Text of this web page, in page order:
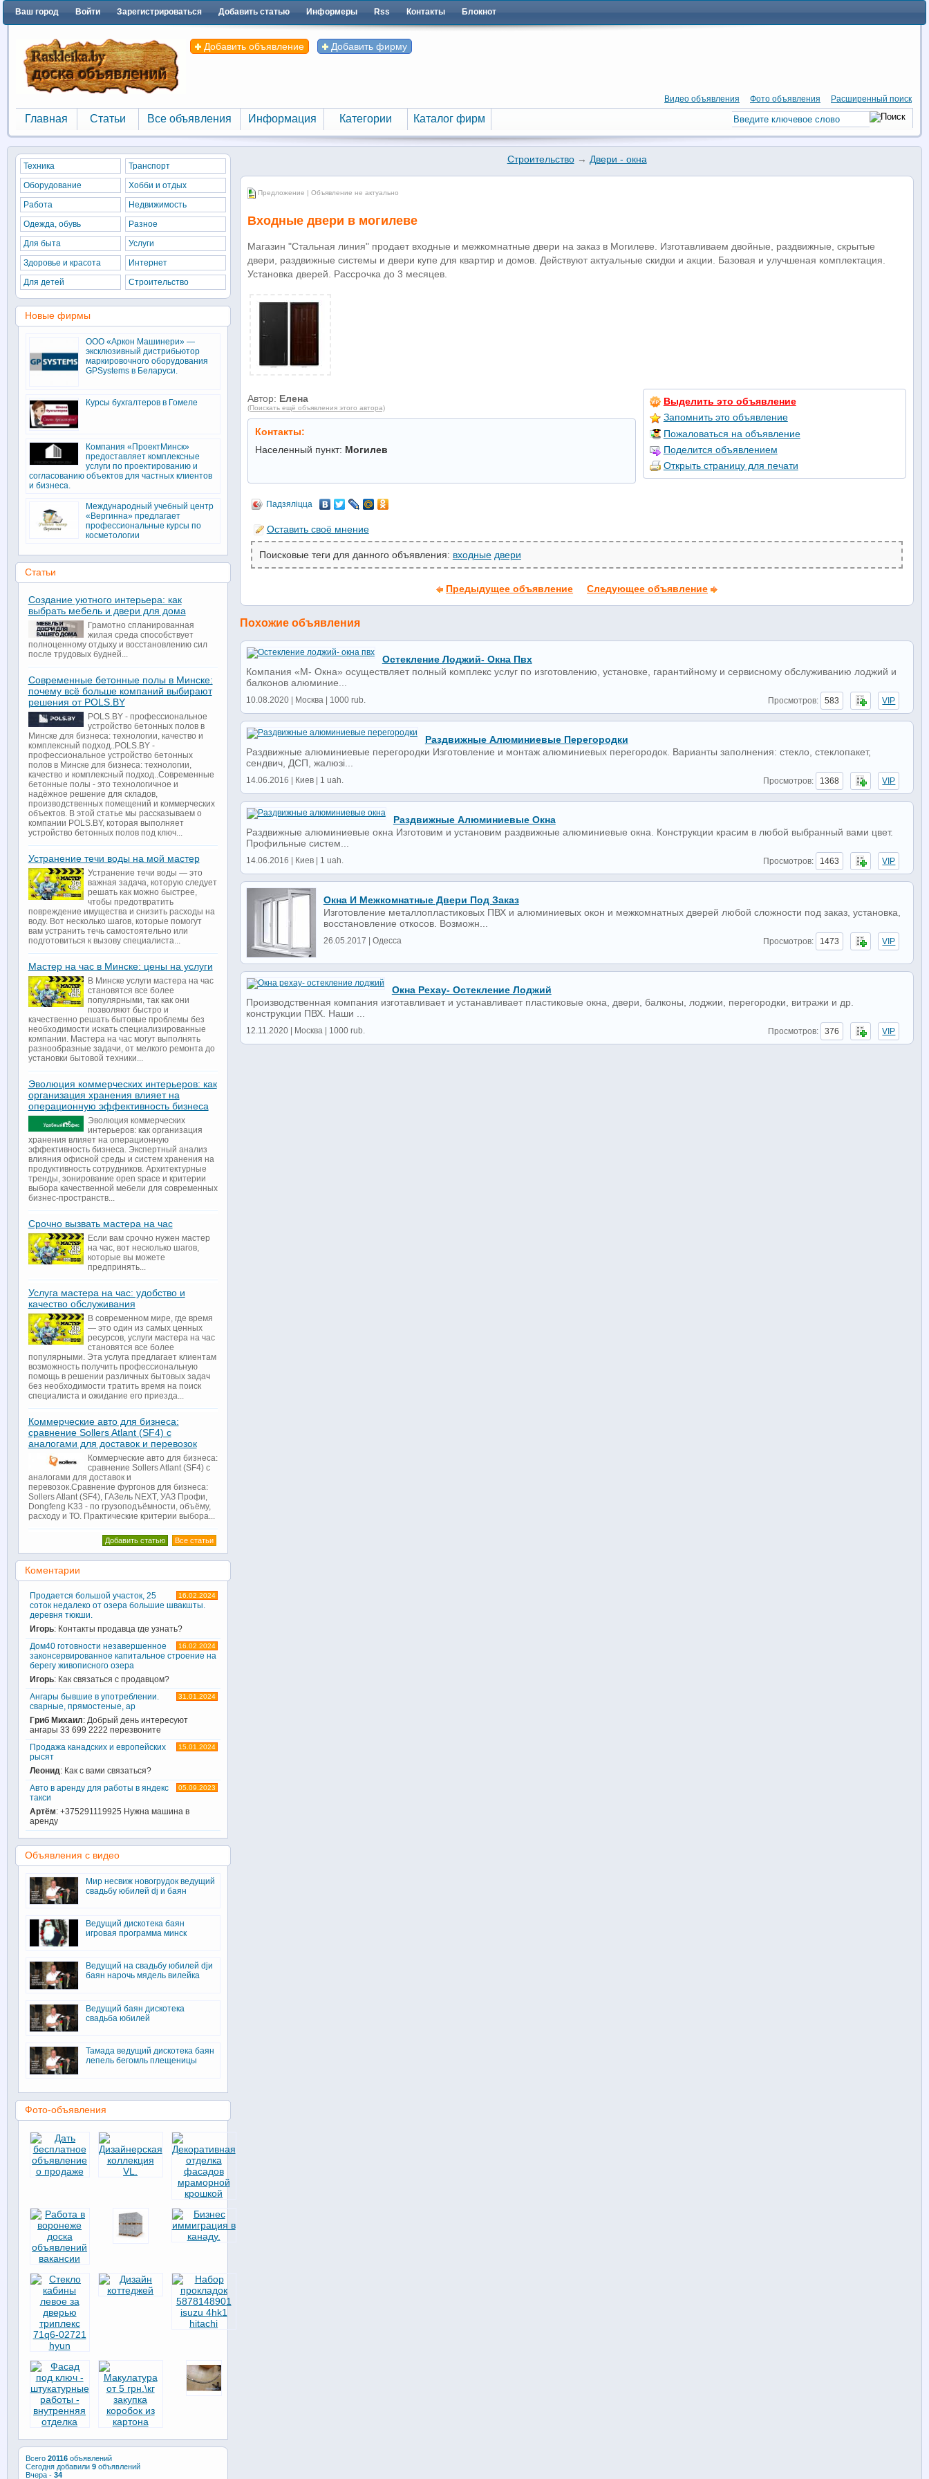
Ваш город Войти Зарегистрироваться Добавить статью Информеры Rss Контакты Блокнот
Добавить объявление Добавить фирму
Видео объявления Фото объявления Расширенный поиск
Главная
Главная
Статьи
Статьи
Все объявления
Все объявления
Информация Категории Каталог фирм
Строительство→ Двери - окна
Предложение | Объявление не актуально
Входные двери в могилеве
Магазин "Стальная линия" продает входные и межкомнатные двери на заказ в Могилеве. Изготавливаем двойные, раздвижные, скрытые
двери, раздвижные системы и двери купе для квартир и домов. Действуют актуальные скидки и акции. Базовая и улучшеная комплектация.
Установка дверей. Рассрочка до 3 месяцев.
Автор: Елена
(Поискать ещё объявления этого автора)
Контакты:
Населенный пункт: Могилев
Выделить это объявление
Запомнить это объявление
Пожаловаться на объявление
Поделится объявлением
Открыть страницу для печати
Падзяліцца
Оставить своё мнение
Поисковые теги для данного объявления: входные двери
Предыдущее объявление Следующее объявление
Похожие объявления
Остекление Лоджий- Окна Пвх
Компания «М- Окна» осуществляет полный комплекс услуг по изготовлению, установке, гарантийному и сервисному обслуживанию лоджий и
балконов алюминие...
10.08.2020 | Москва | 1000 rub. Просмотров: 583 VIP
Раздвижные Алюминиевые Перегородки
Раздвижные алюминиевые перегородки Изготовление и монтаж алюминиевых перегородок. Варианты заполнения: стекло, стеклопакет,
сендвич, ДСП, жалюзі...
14.06.2016 | Киев | 1 uah. Просмотров: 1368 VIP
Раздвижные Алюминиевые Окна
Раздвижные алюминиевые окна Изготовим и установим раздвижные алюминиевые окна. Конструкции красим в любой выбранный вами цвет.
Профильные систем...
14.06.2016 | Киев | 1 uah. Просмотров: 1463 VIP
Окна И Межкомнатные Двери Под Заказ
Изготовление металлопластиковых ПВХ и алюминиевых окон и межкомнатных дверей любой сложности под заказ, установка,
восстановление откосов. Возможн...
26.05.2017 | Одесса Просмотров: 1473 VIP
Окна Рехау- Остекление Лоджий
Производственная компания изготавливает и устанавливает пластиковые окна, двери, балконы, лоджии, перегородки, витражи и др.
конструкции ПВХ. Наши ...
12.11.2020 | Москва | 1000 rub. Просмотров: 376 VIP
Техника
Транспорт
Оборудование
Хобби и отдых
Работа
Недвижимость
Одежда, обувь
Разное
Для быта
Услуги
Здоровье и красота
Интернет
Для детей
Строительство
Новые фирмы
ООО «Аркон Машинери» —
эксклюзивный дистрибьютор
маркировочного оборудования
GPSystems в Беларуси.
Курсы бухгалтеров в Гомеле
Компания «ПроектМинск»
предоставляет комплексные
услуги по проектированию и
согласованию объектов для частных клиентов
и бизнеса.
Международный учебный центр
«Вергинна» предлагает
профессиональные курсы по
косметологии
Статьи
Создание уютного интерьера: как
выбрать мебель и двери для дома
Грамотно спланированная
жилая среда способствует
полноценному отдыху и восстановлению сил
после трудовых будней...
Современные бетонные полы в Минске:
почему всё больше компаний выбирают
решения от POLS.BY
POLS.BY - профессиональное
устройство бетонных полов в
Минске для бизнеса: технологии, качество и
комплексный подход..POLS.BY -
профессиональное устройство бетонных
полов в Минске для бизнеса: технологии,
качество и комплексный подход..Современные
бетонные полы - это технологичное и
надёжное решение для складов,
производственных помещений и коммерческих
объектов. В этой статье мы рассказываем о
компании POLS.BY, которая выполняет
устройство бетонных полов под ключ...
Устранение течи воды на мой мастер
Устранение течи воды — это
важная задача, которую следует
решать как можно быстрее,
чтобы предотвратить
повреждение имущества и снизить расходы на
воду. Вот несколько шагов, которые помогут
вам устранить течь самостоятельно или
подготовиться к вызову специалиста...
Мастер на час в Минске: цены на услуги
В Минске услуги мастера на час
становятся все более
популярными, так как они
позволяют быстро и
качественно решать бытовые проблемы без
необходимости искать специализированные
компании. Мастера на час могут выполнять
разнообразные задачи, от мелкого ремонта до
установки бытовой техники...
Эволюция коммерческих интерьеров: как
организация хранения влияет на
операционную эффективность бизнеса
Эволюция коммерческих
интерьеров: как организация
хранения влияет на операционную
эффективность бизнеса. Экспертный анализ
влияния офисной среды и систем хранения на
продуктивность сотрудников. Архитектурные
тренды, зонирование open space и критерии
выбора качественной мебели для современных
бизнес-пространств...
Срочно вызвать мастера на час
Если вам срочно нужен мастер
на час, вот несколько шагов,
которые вы можете
предпринять...
Услуга мастера на час: удобство и
качество обслуживания
В современном мире, где время
— это один из самых ценных
ресурсов, услуги мастера на час
становятся все более
популярными. Эта услуга предлагает клиентам
возможность получить профессиональную
помощь в решении различных бытовых задач
без необходимости тратить время на поиск
специалиста и ожидание его приезда...
Коммерческие авто для бизнеса:
сравнение Sollers Atlant (SF4) с
аналогами для доставок и перевозок
Коммерческие авто для бизнеса:
сравнение Sollers Atlant (SF4) с
аналогами для доставок и
перевозок.Сравнение фургонов для бизнеса:
Sollers Atlant (SF4), ГАЗель NEXT, УАЗ Профи,
Dongfeng K33 - по грузоподъёмности, объёму,
расходу и ТО. Практические критерии выбора...
Все статьи
Добавить статью
Коментарии
16.02.2024
Продается большой участок, 25
соток недалеко от озера большие швакшты.
деревня тюкши.
Игорь: Контакты продавца где узнать?
16.02.2024
Дом40 готовности незавершенное
законсервированное капитальное строение на
берегу живописного озера
Игорь: Как связаться с продавцом?
31.01.2024
Ангары бывшие в употреблении.
сварные, прямостеные, ар
Гриб Михаил: Добрый день интересуют
ангары 33 699 2222 перезвоните
15.01.2024
Продажа канадских и европейских
рысят
Леонид: Как с вами связаться?
05.09.2023
Авто в аренду для работы в яндекс
такси
Артём: +375291119925 Нужна машина в
аренду
Объявления с видео
Мир несвиж новогрудок ведущий
свадьбу юбилей dj и баян
Ведущий дискотека баян
игровая программа минск
Ведущий на свадьбу юбилей djи
баян нарочь мядель вилейка
Ведущий баян дискотека
свадьба юбилей
Тамада ведущий дискотека баян
лепель бегомль плещеницы
Фото-объявления
Всего 20116объявлений
Сегодня добавили 9объявлений
Вчера - 34